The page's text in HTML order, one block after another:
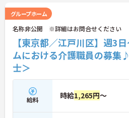
グループホーム
名称非公開 ※詳細はお問合せください
【東京都／江戸川区】週3
ムにおける介護職員の募集
士＞
給料 時給1,265円～